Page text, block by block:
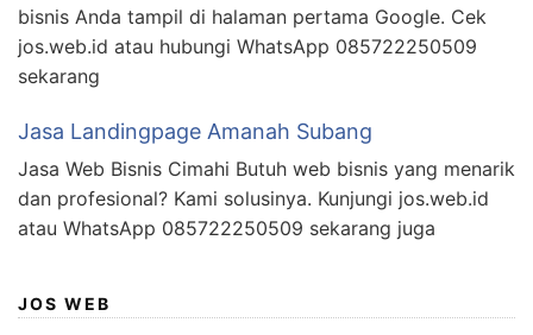
bisnis Anda tampil di halaman pertama Google. Cek
jos.web.id atau hubungi WhatsApp 085722250509
sekarang
Jasa Landingpage Amanah Subang
Jasa Web Bisnis Cimahi Butuh web bisnis yang menarik
dan profesional? Kami solusinya. Kunjungi jos.web.id
atau WhatsApp 085722250509 sekarang juga
JOS WEB